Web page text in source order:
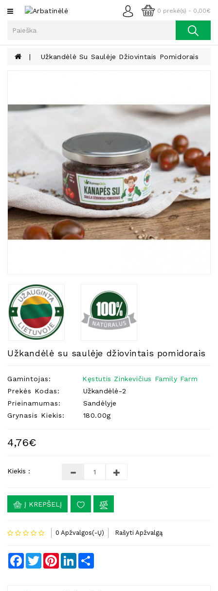
0 prekė(s) - 0,00€
Kategorijos
Kava
Lieknėjimui,
Sveikatai
Becukriai
Saldėsiai
Saldėsiai
Gurmanams
Natūralios
Žvakės
Aliejai
Kosmetika
Higienos
Priemonės
Kūdikiams
Reikalai
Indai
Užkandėlė Su Saulėje Džiovintais Pomidorais
Užkandėlė su saulėje džiovintais pomidorais
Gamintojas:
Kęstutis Zinkevičius Family Farm
Prekės Kodas:
Užkandėlė-2
Prieinamumas:
Sandėlyje
Grynasis Kiekis:
180.00g
4,76€
Kiekis :
Į KREPŠELĮ
0 Apžvalgos(-Ų) Rašyti Apžvalgą
Facebook
TwitterPinterestLinkedIn